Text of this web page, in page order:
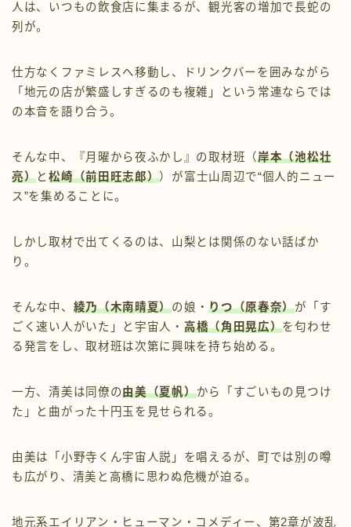
人は、いつもの飲食店に集まるが、観光客の増加で長蛇の
列が。
仕方なくファミレスへ移動し、ドリンクバーを囲みながら
「地元の店が繁盛しすぎるのも複雑」という常連ならでは
の本音を語り合う。
そんな中、『月曜から夜ふかし』の取材班（岸本（池松壮
亮）と松崎（前田旺志郎））が富士山周辺で“個人的ニュー
ス”を集めることに。
しかし取材で出てくるのは、山梨とは関係のない話ばか
り。
そんな中、 綾乃（木南晴夏）の娘・りつ（原春奈）が「す
ごく速い人がいた」と宇宙人・ 高橋（角田晃広）を匂わせ
る発言をし、取材班は次第に興味を持ち始める。
一方、清美は同僚の由美（夏帆）から「すごいもの見つけ
た」と曲がった十円玉を見せられる。
由美は「小野寺くん宇宙人説」を唱えるが、町では別の噂
も広がり、清美と高橋に思わぬ危機が迫る。
地元系エイリアン・ヒューマン・コメディー、第2章が波乱